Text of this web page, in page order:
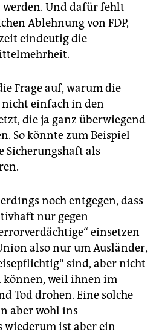
werden. Und dafür fehlt
Ablehnung von FDP,
eindeutig die
Frage auf, warum die
einfach in den
die ja ganz überwiegend
So könnte zum Beispiel
Sicherungshaft als
noch entgegen, dass
nur gegen
einsetzen
also nur um Ausländer,
sind, aber nicht
können, weil ihnen im
Tod drohen. Eine solche
aber wohl ins
wiederum ist aber ein